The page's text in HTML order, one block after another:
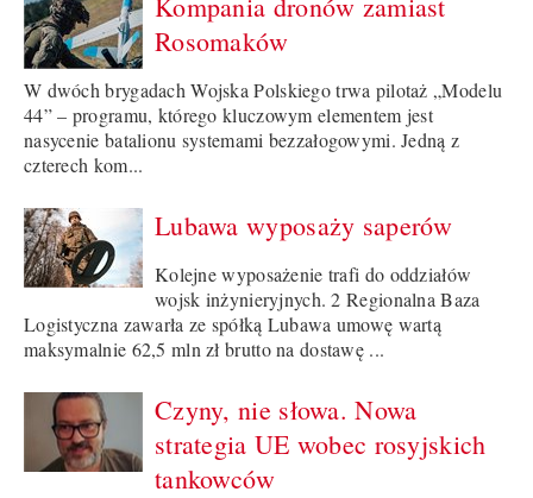
Kompania dronów zamiast
Rosomaków
W dwóch brygadach Wojska Polskiego trwa pilotaż „Modelu
44” – programu, którego kluczowym elementem jest
nasycenie batalionu systemami bezzałogowymi. Jedną z
czterech kom...
Lubawa wyposaży saperów
Kolejne wyposażenie trafi do oddziałów
wojsk inżynieryjnych. 2 Regionalna Baza
Logistyczna zawarła ze spółką Lubawa umowę wartą
maksymalnie 62,5 mln zł brutto na dostawę ...
Czyny, nie słowa. Nowa
strategia UE wobec rosyjskich
tankowców